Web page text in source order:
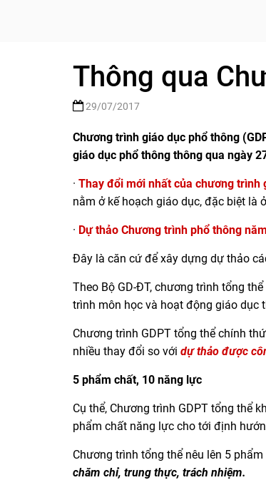
Thông qua
29/07/2017
Chương trình giáo dục phổ thông
giáo dục phổ thông thông qua ngày
· Thay đổi mới nhất của chương trình
nằm ở kế hoạch giáo dục, đặc biệt là
· Dự thảo Chương trình phổ thông
Đây là căn cứ để xây dựng dự thảo
Theo Bộ GD-ĐT, chương trình tổng
trình môn học và hoạt động giáo dục
Chương trình GDPT tổng thể chính
nhiều thay đổi so với dự thảo được
5 phẩm chất, 10 năng lực
Cụ thể, Chương trình GDPT tổng thể
phẩm chất năng lực cho tới định
Chương trình tổng thể nêu lên 5
chăm chỉ, trung thực, trách nhiệm.